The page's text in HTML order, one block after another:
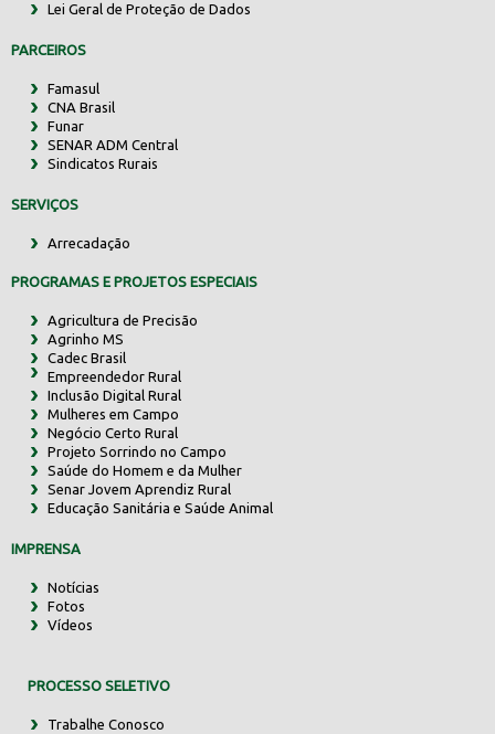
Lei Geral de Proteção de Dados
PARCEIROS
Famasul
CNA Brasil
Funar
SENAR ADM Central
Sindicatos Rurais
SERVIÇOS
Arrecadação
PROGRAMAS E PROJETOS ESPECIAIS
Agricultura de Precisão
Agrinho MS
Cadec Brasil
Empreendedor Rural
Inclusão Digital Rural
Mulheres em Campo
Negócio Certo Rural
Projeto Sorrindo no Campo
Saúde do Homem e da Mulher
Senar Jovem Aprendiz Rural
Educação Sanitária e Saúde Animal
IMPRENSA
Notícias
Fotos
Vídeos
PROCESSO SELETIVO
Trabalhe Conosco